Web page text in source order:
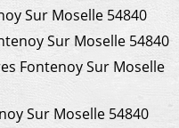
Sur Moselle 54840
Sur Moselle 54840
Fontenoy Sur Moselle
Sur Moselle 54840